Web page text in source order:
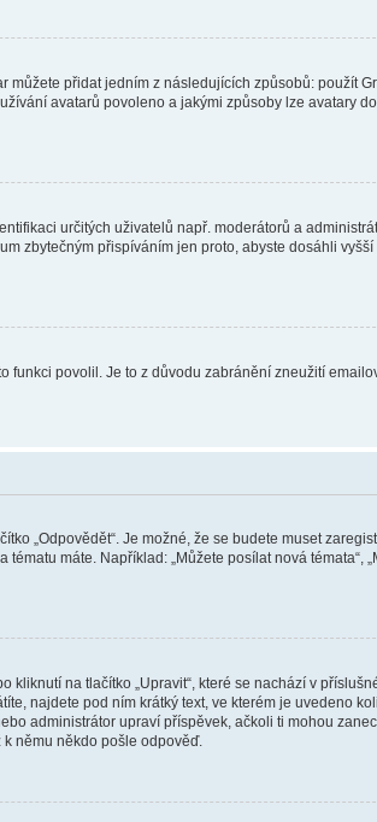
můžete přidat jedním z následujících způsobů: použít
avatarů povoleno a jakými způsoby lze avatary
určitých uživatelů např. moderátorů a
zbytečným přispíváním jen proto, abyste dosáhli vyšší
funkci povolil. Je to z důvodu zabránění zneužití
„Odpovědět“. Je možné, že se budete muset
máte. Například: „Můžete posílat nová témata“,
na tlačítko „Upravit“, které se nachází v
najdete pod ním krátký text, ve kterém je uvedeno
administrátor upraví příspěvek, ačkoli ti mohou
němu někdo pošle odpověď.